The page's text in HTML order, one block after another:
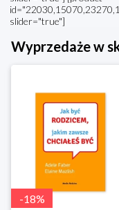
slider="true"]
Wyprzedaże w
-18%